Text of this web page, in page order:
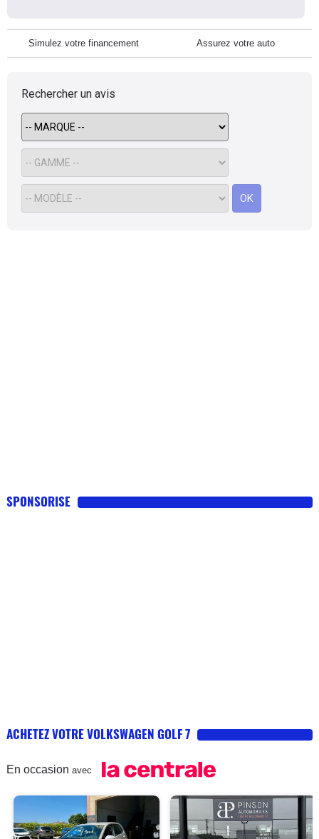
Simulez votre financement Assurez votre auto
Rechercher un avis
OK
SPONSORISE
ACHETEZ VOTRE VOLKSWAGEN GOLF 7
En occasion avec